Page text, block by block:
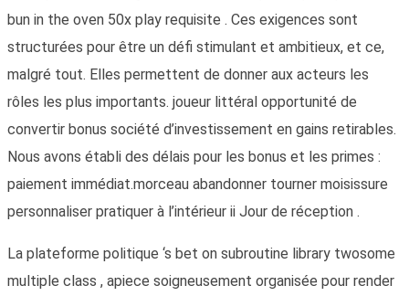
bun in the oven 50x play requisite . Ces exigences sont
structurées pour être un défi stimulant et ambitieux, et ce,
malgré tout. Elles permettent de donner aux acteurs les
rôles les plus importants. joueur littéral opportunité de
convertir bonus société d’investissement en gains retirables.
Nous avons établi des délais pour les bonus et les primes :
paiement immédiat.morceau abandonner tourner moisissure
personnaliser pratiquer à l’intérieur ii Jour de réception .
La plateforme politique ‘s bet on subroutine library twosome
multiple class , apiece soigneusement organisée pour render